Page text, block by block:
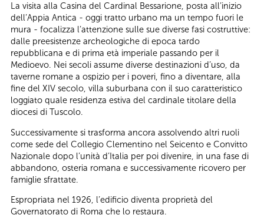
La visita alla Casina del Cardinal Bessarione, posta all’inizio
dell’Appia Antica - oggi tratto urbano ma un tempo fuori le
mura - focalizza l’attenzione sulle sue diverse fasi costruttive:
dalle preesistenze archeologiche di epoca tardo
repubblicana e di prima età imperiale passando per il
Medioevo. Nei secoli assume diverse destinazioni d’uso, da
taverne romane a ospizio per i poveri, fino a diventare, alla
fine del XIV secolo, villa suburbana con il suo caratteristico
loggiato quale residenza estiva del cardinale titolare della
diocesi di Tuscolo.
Successivamente si trasforma ancora assolvendo altri ruoli
come sede del Collegio Clementino nel Seicento e Convitto
Nazionale dopo l’unità d’Italia per poi divenire, in una fase di
abbandono, osteria romana e successivamente ricovero per
famiglie sfrattate.
Espropriata nel 1926, l’edificio diventa proprietà del
Governatorato di Roma che lo restaura.